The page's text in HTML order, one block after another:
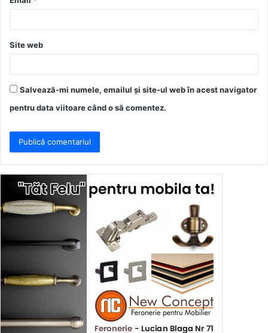
*
Site web
Salvează-mi numele, emailul și site-ul web în acest navigator
pentru data viitoare când o să comentez.